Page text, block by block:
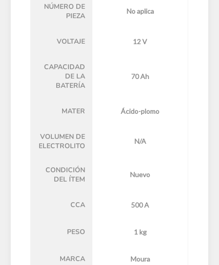
NÚMERO DE
PIEZA
No aplica
VOLTAJE 12 V
CAPACIDAD
DE LA
BATERÍA
70 Ah
MATER Ácido-plomo
VOLUMEN DE
ELECTROLITO
N/A
CONDICIÓN
DEL ÍTEM
Nuevo
CCA 500 A
PESO 1 kg
MARCA Moura